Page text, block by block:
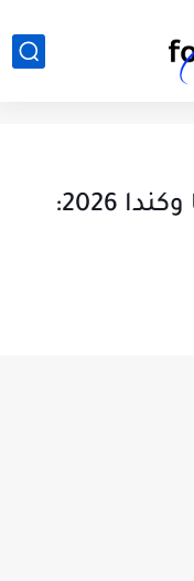
مقارنة الرواتب في فرنسا وكندا 2026: